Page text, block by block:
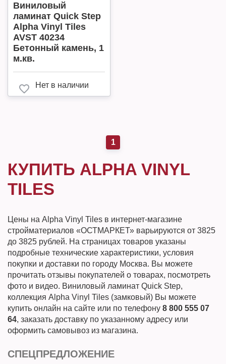
Виниловый
ламинат Quick Step
Alpha Vinyl Tiles
AVST 40234
Бетонный камень, 1
м.кв.
Нет в наличии
1
КУПИТЬ ALPHA VINYL
TILES
Цены на Alpha Vinyl Tiles в интернет-магазине
стройматериалов «ОСТМАРКЕТ» варьируются от 3825
до 3825 рублей. На страницах товаров указаны
подробные технические характеристики, условия
покупки и доставки по городу Москва. Вы можете
прочитать отзывы покупателей о товарах, посмотреть
фото и видео. Виниловый ламинат Quick Step,
коллекция Alpha Vinyl Tiles (замковый) Вы можете
купить онлайн на сайте или по телефону 8 800 555 07
64, заказать доставку по указанному адресу или
оформить самовывоз из магазина.
СПЕЦПРЕДЛОЖЕНИЕ